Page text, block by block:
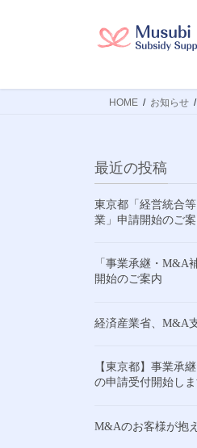
ツ
シ
HOME お知らせ
最近の投稿
東京都「経営統合
業」申請開始のご
「事業承継・M&A
開始のご案内
経済産業省、M&A
【東京都】事業承
の申請受付開始しま
M&Aのお客様が抱